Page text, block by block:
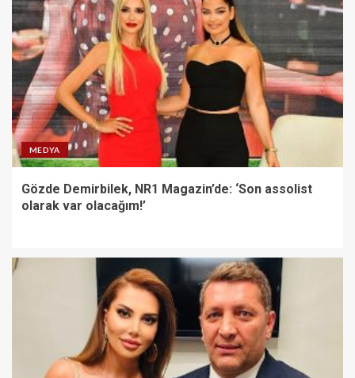
MEDYA
Gözde Demirbilek, NR1 Magazin’de: ‘Son assolist
olarak var olacağım!’